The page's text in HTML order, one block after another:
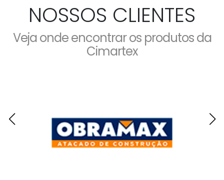
NOSSOS CLIENTES
Veja onde encontrar os produtos da
Cimartex